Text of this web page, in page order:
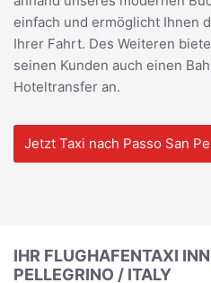
einfach und ermöglicht Ihnen
Ihrer Fahrt. Des Weiteren
seinen Kunden auch einen
Hoteltransfer an.
Jetzt Taxi nach Passo San
IHR FLUGHAFENTAXI
PELLEGRINO / ITALY